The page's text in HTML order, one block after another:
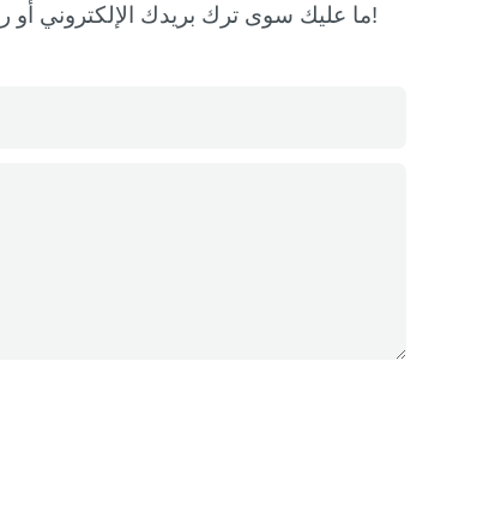
ما عليك سوى ترك بريدك الإلكتروني أو رقم هاتفك في نموذج الاتصال حتى نتمكن من إرسال عرض أسعار مجاني لك لمجموعة واسعة من التصاميم لدينا!